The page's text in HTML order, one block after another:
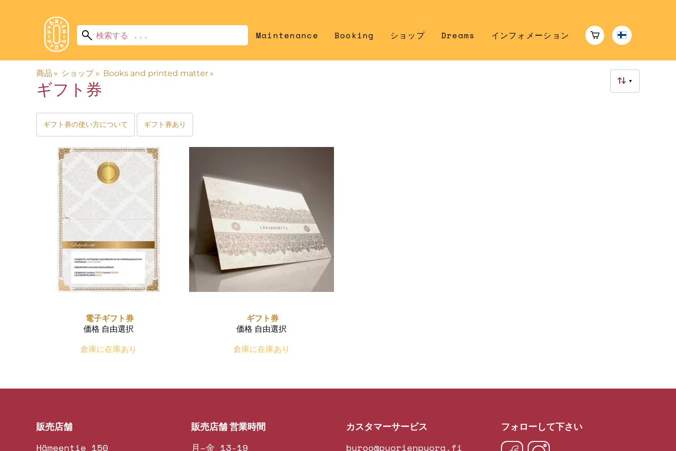
Maintenance Booking ショップ Dreams インフォメーション
商品 ‪» ショップ ‪» Books and printed matter ‪»
▼
ギフト券
ギフト券の使い方について ギフト券あり
電子ギフト券
価格 自由選択
倉庫に在庫あり
ギフト券
価格 自由選択
倉庫に在庫あり
販売店舗
Hämeentie 150
販売店舗 営業時間
月–金 13-19
カスタマーサービス
byroo@pyorienpyora.fi
フォローして下さい